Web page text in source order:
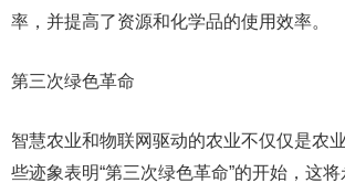
率，并提高了资源和化学品的使用效率。
第三次绿色革命
智慧农业和物联网驱动的农业不仅仅是农
些迹象表明“第三次绿色革命”的开始，这